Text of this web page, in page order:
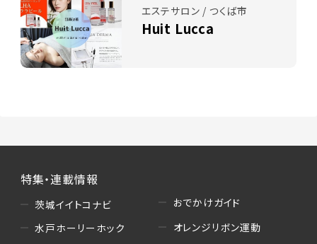
エステサロン / つくば市
Huit Lucca
特集・連載情報
茨城イイトコナビ
水戸ホーリーホック
おでかけガイド
オレンジリボン運動